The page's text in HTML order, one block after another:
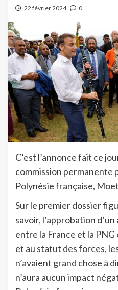
22 février 2024 0
C’est l’annonce fait ce
commission permanente
Polynésie française,
Sur le premier dossier
savoir, l’approbation
entre la France et la
et au statut des forces,
n’avaient grand chose à
n’aura aucun impact